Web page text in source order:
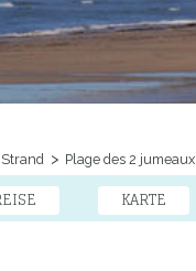
Plage des 2 jumeaux
KARTE